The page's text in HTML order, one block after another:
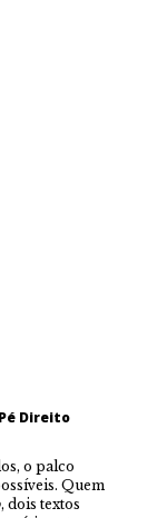
Direito
o palco
Quem
, dois textos